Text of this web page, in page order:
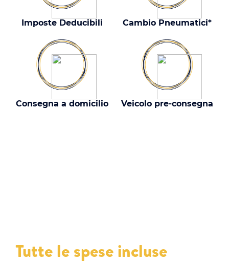
Imposte Deducibili Cambio Pneumatici*
Consegna a domicilio Veicolo pre-consegna
Tutte le spese incluse